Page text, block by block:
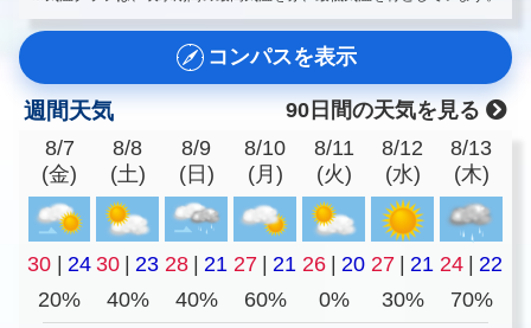
コンパスを表示
週間天気
90日間の天気を見る
8/7
(金)
8/8
(土)
8/9
(日)
8/10
(月)
8/11
(火)
8/12
(水)
8/13
(木)
30 | 24 30 | 23 28 | 21 27 | 21 26 | 20 27 | 21 24 | 22
20%
40% 40% 60% 0% 30% 70%